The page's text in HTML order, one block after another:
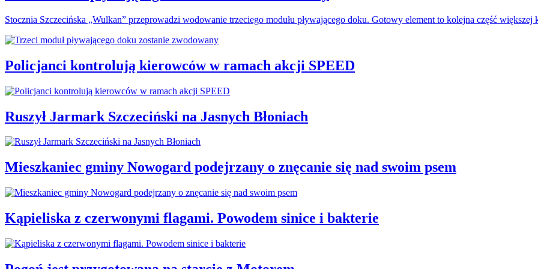
Stocznia Szczecińska „Wulkan” przeprowadzi wodowanie trzeciego modułu pływającego doku. Gotowy element to kolejna część
Policjanci kontrolują kierowców w ramach akcji SPEED
Ruszył Jarmark Szczeciński na Jasnych Błoniach
Mieszkaniec gminy Nowogard podejrzany o znęcanie się nad swoim psem
Kąpieliska z czerwonymi flagami. Powodem sinice i bakterie